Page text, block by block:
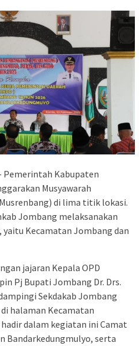
Pemerintah Kabupaten
Musyawarah
di lima titik lokasi.
Jombang melaksanakan
Kecamatan Jombang dan
jajaran Kepala OPD
Pj Bupati Jombang Dr. Drs.
Sekdakab Jombang
halaman Kecamatan
dalam kegiatan ini Camat
Bandarkedungmulyo, serta